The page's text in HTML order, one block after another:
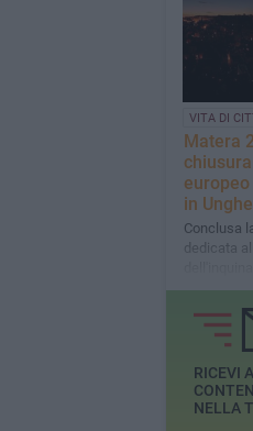
VITA DI
Matera
europeo
in
Conclusa
dedicata
RICEVI
NELLA